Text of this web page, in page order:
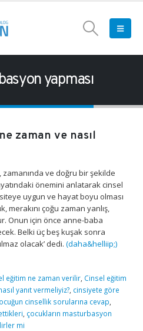
yapması
zaman ve nasıl
zamanında ve doğru bir şekilde
önemini anlatarak cinsel
uygun ve hayat boyu olması
merakını çoğu zaman yanlış,
Onun için önce anne-baba
Belki üç beş kuşak sonra
olacak’ dedi. (daha&helliip;)
eğitim ne zaman verilir, Cinsel eğitim
yanıt vermeliyiz?, cinsiyete göre
cinsellik sorularına cevap,
, çocukların masturbasyon
mi